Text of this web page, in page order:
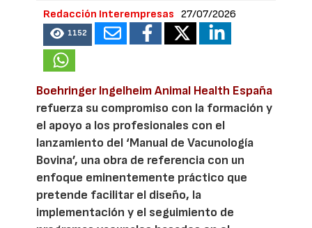
Redacción Interempresas 27/07/2026
1152
Boehringer Ingelheim Animal Health España
refuerza su compromiso con la formación y
el apoyo a los profesionales con el
lanzamiento del ‘Manual de Vacunología
Bovina’, una obra de referencia con un
enfoque eminentemente práctico que
pretende facilitar el diseño, la
implementación y el seguimiento de